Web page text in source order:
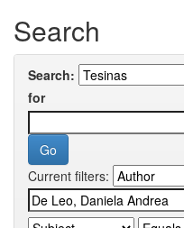
Search
Search:
for
Current filters: